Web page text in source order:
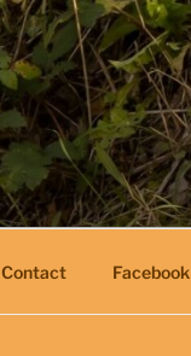
Contact Facebook